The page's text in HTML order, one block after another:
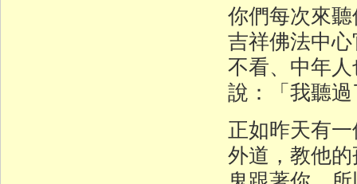
你們每次來
吉祥佛法中
不看、中年
說：「我聽
正如昨天有
外道，教他